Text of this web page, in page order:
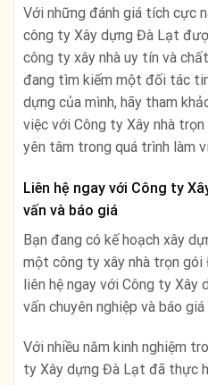
Với những đánh giá tích cực
công ty Xây dựng Đà Lạt
công ty xây nhà uy tín và
đang tìm kiếm một đối tác
dựng của mình, hãy tham
việc với Công ty Xây nhà
yên tâm trong quá trình làm
Liên hệ ngay với Công ty
vấn và báo giá
Bạn đang có kế hoạch xây
một công ty xây nhà trọn
liên hệ ngay với Công ty
vấn chuyên nghiệp và báo
Với nhiều năm kinh nghiệm
ty Xây dựng Đà Lạt đã thực